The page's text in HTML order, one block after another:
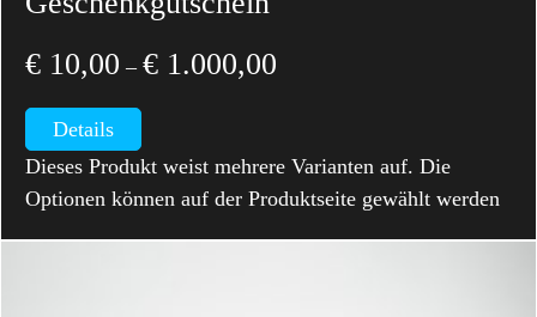
€ 10,00 –€ 1.000,00
Details
Dieses Produkt weist mehrere Varianten auf. Die
Optionen können auf der Produktseite gewählt werden